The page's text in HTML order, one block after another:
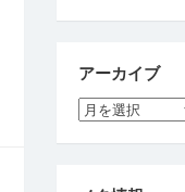
アーカイブ
ア
ー
カ